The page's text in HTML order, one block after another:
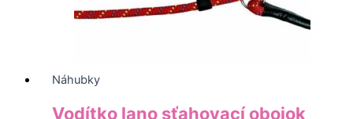
Náhubky
Vodítko lano sťahovací obojok